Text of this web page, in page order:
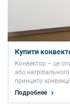
Купити
Конвектор – це
або
принципу
елемент генерує
приміщення через
Подробнее